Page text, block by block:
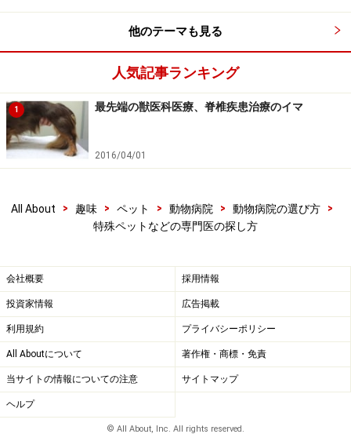
「ネット上のペットフォーラムなどの書き込み」
ということになります。「病院の看板」には「うさぎの
専門医」「小鳥の病院」などと書かれ、雑誌の投稿欄や
ネット上の書き込みには「○○先生のところで診察を受
け、すぐに治りました！」などと書かれています。で
い。
ん。その治療は、「その人のペットに対して」効力があ
ったのです。また「その病気に対して」効力があったと
も言えます。治療の効果は人によって違います。
どうしてもその病院しか選択肢がないときも、いきなり
治療に連れて行くのではなく、まず「病院を訪問する」
というステップを踏みましょう。
他のテーマも見る
人気記事ランキング
1 最先端の獣医科医療、脊椎疾患治療のイマ
2016/04/01
All About > 趣味 > ペット > 動物病院 > 動物病院の選び方
>
特殊ペットなどの専門医の探し方
会社概要 採用情報
投資家情報 広告掲載
利用規約 プライバシーポリシー
All Aboutについて 著作権・商標・免責
当サイトの情報についての注意 サイトマップ
ヘルプ
© All About, Inc. All rights reserved.